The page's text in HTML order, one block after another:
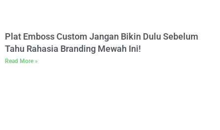
Plat Emboss Custom Jangan Bikin Dulu Sebelum
Tahu Rahasia Branding Mewah Ini!
Read More »